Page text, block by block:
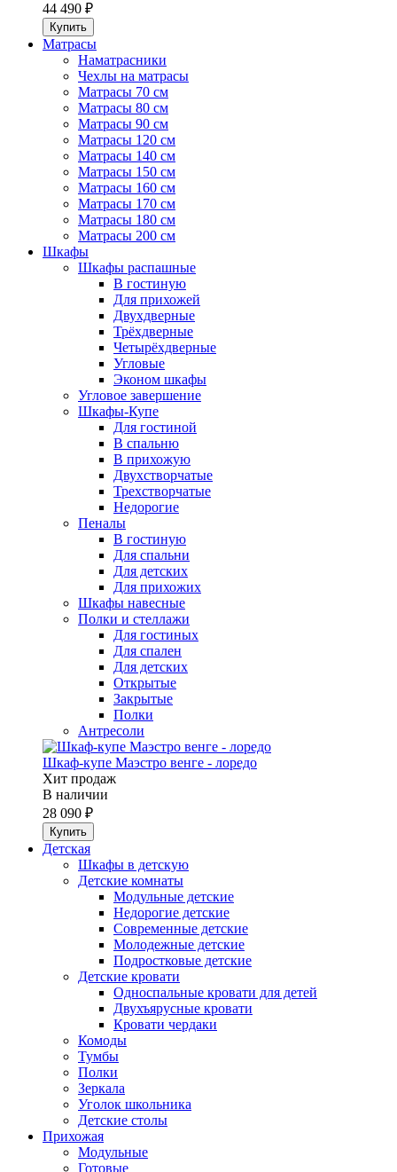
44 490 ₽
Матрасы
Наматрасники
Чехлы на матрасы
Матрасы 70 см
Матрасы 80 см
Матрасы 90 см
Матрасы 120 см
Матрасы 140 см
Матрасы 150 см
Матрасы 160 см
Матрасы 170 см
Матрасы 180 см
Матрасы 200 см
Шкафы
Шкафы распашные
В гостиную
Для прихожей
Двухдверные
Трёхдверные
Четырёхдверные
Угловые
Эконом шкафы
Угловое завершение
Шкафы-Купе
Для гостиной
В спальню
В прихожую
Двухстворчатые
Трехстворчатые
Недорогие
Пеналы
В гостиную
Для спальни
Для детских
Для прихожих
Шкафы навесные
Полки и стеллажи
Для гостиных
Для спален
Для детских
Открытые
Закрытые
Полки
Антресоли
Шкаф-купе Маэстро венге - лоредо
Хит продаж
В наличии
28 090 ₽
Детская
Шкафы в детскую
Детские комнаты
Модульные детские
Недорогие детские
Современные детские
Молодежные детские
Подростковые детские
Детские кровати
Односпальные кровати для детей
Двухъярусные кровати
Кровати чердаки
Комоды
Тумбы
Полки
Зеркала
Уголок школьника
Детские столы
Прихожая
Модульные
Готовые